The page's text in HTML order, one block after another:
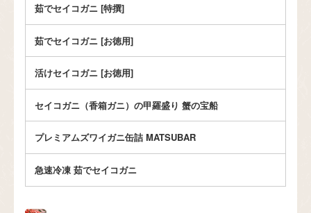
茹でセイコガニ [特撰]
茹でセイコガニ [お徳用]
活けセイコガニ [お徳用]
セイコガニ（香箱ガニ）の甲羅盛り 蟹の宝船
プレミアムズワイガニ缶詰 MATSUBAR
急速冷凍 茹でセイコガニ